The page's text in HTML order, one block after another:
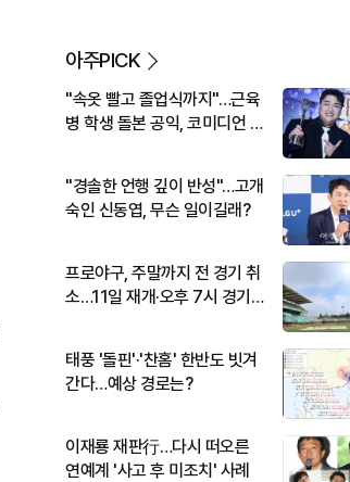
아주PICK
"속옷 빨고 졸업식까지"…근육
병 학생 돌본 공익, 코미디언 김
"경솔한 언행 깊이 반성"…고개
숙인 신동엽, 무슨 일이길래?
프로야구, 주말까지 전 경기 취
소…11일 재개·오후 7시 경기
태풍 '돌핀'·'찬홈' 한반도 빗겨
간다…예상 경로는?
이재룡 재판行…다시 떠오른
연예계 '사고 후 미조치' 사례